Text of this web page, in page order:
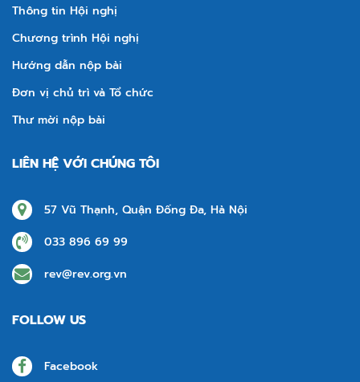
Thông tin Hội nghị
Chương trình Hội nghị
Hướng dẫn nộp bài
Đơn vị chủ trì và Tổ chức
Thư mời nộp bài
LIÊN HỆ VỚI CHÚNG TÔI
57 Vũ Thạnh, Quận Đống Đa, Hà Nội
033 896 69 99
rev@rev.org.vn
FOLLOW US
Facebook